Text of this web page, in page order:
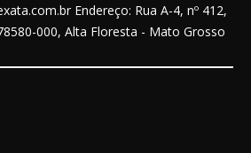
Endereço: Rua A-4, nº 412,
000, Alta Floresta - Mato Grosso